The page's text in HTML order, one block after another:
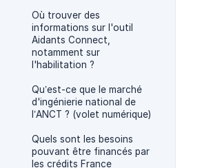
Où trouver des
informations sur l'outil
Aidants Connect,
notamment sur
l'habilitation ?
Qu’est-ce que le marché
d'ingénierie national de
l’ANCT ? (volet numérique)
Quels sont les besoins
pouvant être financés par
les crédits France